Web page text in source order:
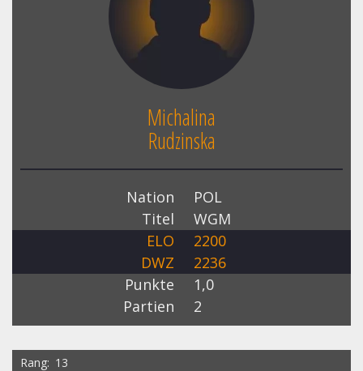
Michalina
Rudzinska
Nation
POL
Titel
WGM
ELO
2200
DWZ
2236
Punkte
1,0
Partien
2
Rang 13